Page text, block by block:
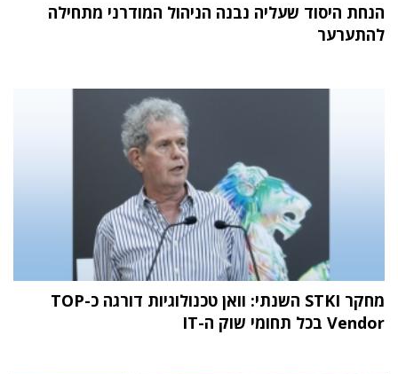
הנחת היסוד שעליה נבנה הניהול המודרני מתחילה
להתערער
מחקר STKI השנתי: וואן טכנולוגיות דורגה כ-TOP
Vendor בכל תחומי שוק ה-IT